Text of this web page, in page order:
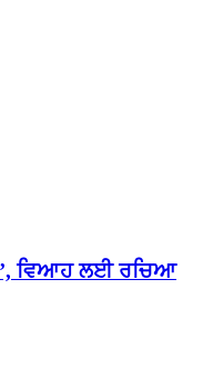
ਵਿਆਹ ਲਈ ਰਚਿਆ